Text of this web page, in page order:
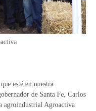
esté en nuestra
de Santa Fe, Carlos
agroindustrial Agroactiva